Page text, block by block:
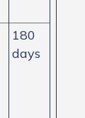
180
days